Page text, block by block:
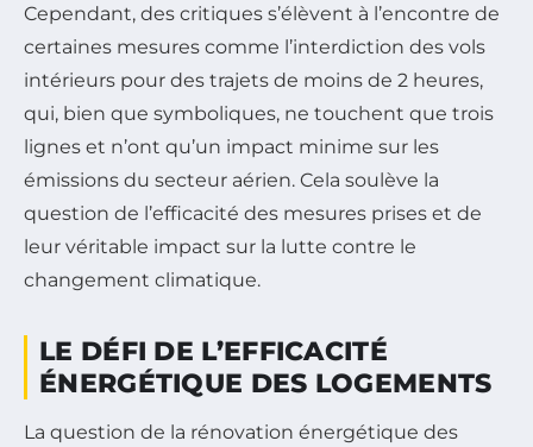
Cependant, des critiques s’élèvent à l’encontre de
certaines mesures comme l’interdiction des vols
intérieurs pour des trajets de moins de 2 heures,
qui, bien que symboliques, ne touchent que trois
lignes et n’ont qu’un impact minime sur les
émissions du secteur aérien. Cela soulève la
question de l’efficacité des mesures prises et de
leur véritable impact sur la lutte contre le
changement climatique.
LE DÉFI DE L’EFFICACITÉ
ÉNERGÉTIQUE DES LOGEMENTS
La question de la rénovation énergétique des